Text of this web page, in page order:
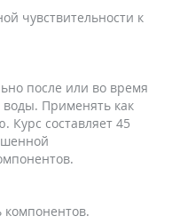
чувствительности к
после или во время
Применять как
Курс составляет 45